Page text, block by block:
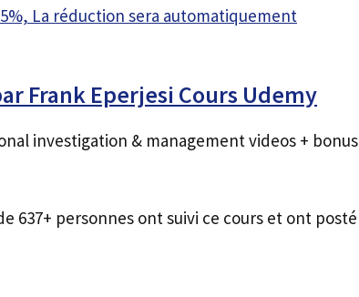
La réduction sera automatiquement
Frank Eperjesi Cours Udemy
investigation & management videos + bonus
637+ personnes ont suivi ce cours et ont posté